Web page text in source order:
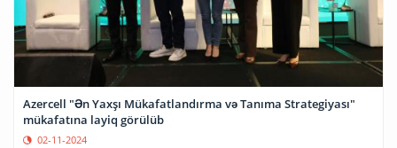
Azercell "Ən Yaxşı Mükafatlandırma və Tanıma Strategiyası"
mükafatına layiq görülüb
02-11-2024